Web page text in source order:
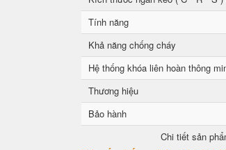
Tính năng
Khả năng chống cháy
Hệ thống khóa liên hoàn thông
Thương hiệu
Bảo hành
Chi tiết sản